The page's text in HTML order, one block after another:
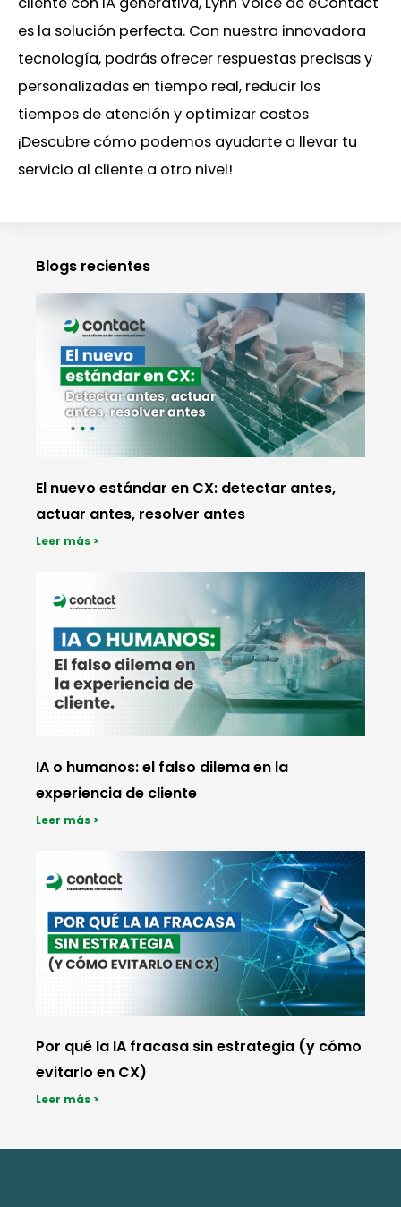
es la solución perfecta. Con nuestra innovadora
tecnología, podrás ofrecer respuestas precisas y
personalizadas en tiempo real, reducir los
tiempos de atención y optimizar costos
¡Descubre cómo podemos ayudarte a llevar tu
servicio al cliente a otro nivel!
Blogs recientes
El nuevo estándar en CX: detectar antes,
actuar antes, resolver antes
Leer más >
IA o humanos: el falso dilema en la
experiencia de cliente
Leer más >
Por qué la IA fracasa sin estrategia (y cómo
evitarlo en CX)
Leer más >